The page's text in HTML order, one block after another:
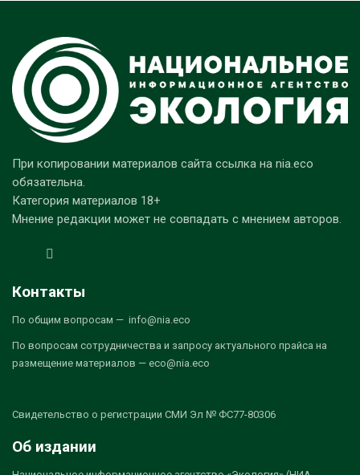
При копировании материалов сайта ссылка на nia.eco
обязательна.
Категория материалов 18+
Мнение редакции может не совпадать с мнением авторов.
Контакты
По общим вопросам — info@nia.eco
По вопросам сотрудничества и запросу актуального прайса на
размещение материалов — eco@nia.eco
Свидетельство о регистрации СМИ Эл № ФС77-80306
Об издании